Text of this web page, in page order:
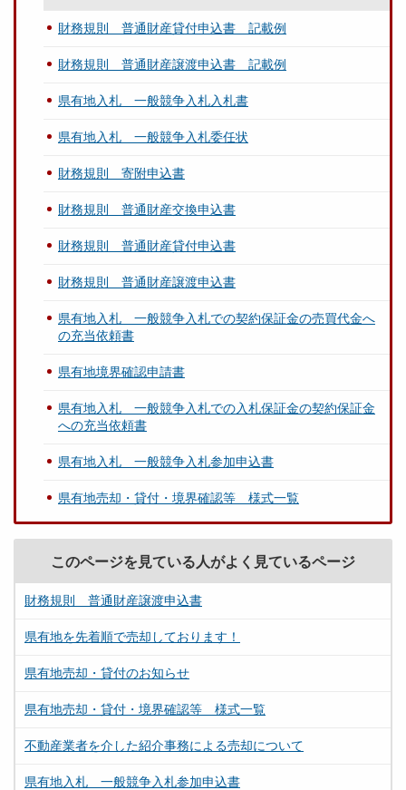
財務規則 普通財産貸付申込書 記載例
財務規則 普通財産譲渡申込書 記載例
県有地入札 一般競争入札入札書
県有地入札 一般競争入札委任状
財務規則 寄附申込書
財務規則 普通財産交換申込書
財務規則 普通財産貸付申込書
財務規則 普通財産譲渡申込書
県有地入札 一般競争入札での契約保証金の売買代金へ
の充当依頼書
県有地境界確認申請書
県有地入札 一般競争入札での入札保証金の契約保証金
への充当依頼書
県有地入札 一般競争入札参加申込書
県有地売却・貸付・境界確認等 様式一覧
このページを見ている人がよく見ているページ
財務規則 普通財産譲渡申込書
県有地を先着順で売却しております！
県有地売却・貸付のお知らせ
県有地売却・貸付・境界確認等 様式一覧
不動産業者を介した紹介事務による売却について
県有地入札 一般競争入札参加申込書